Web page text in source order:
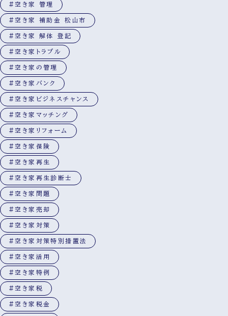
#空き家 管理
#空き家 補助金 松山市
#空き家 解体 登記
#空き家トラブル
#空き家の管理
#空き家バンク
#空き家ビジネスチャンス
#空き家マッチング
#空き家リフォーム
#空き家保険
#空き家再生
#空き家再生診断士
#空き家問題
#空き家売却
#空き家対策
#空き家対策特別措置法
#空き家活用
#空き家特例
#空き家税
#空き家税金